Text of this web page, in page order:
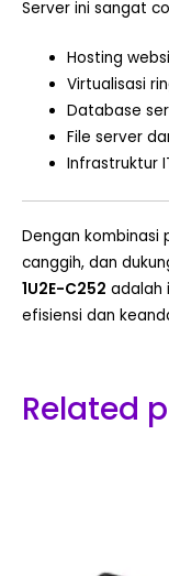
Server ini sangat
Hosting
Virtualisasi
Database
File server
Infrastruktur
Dengan
canggih, dan
1U2E-C252 adalah
efisiensi dan
Related